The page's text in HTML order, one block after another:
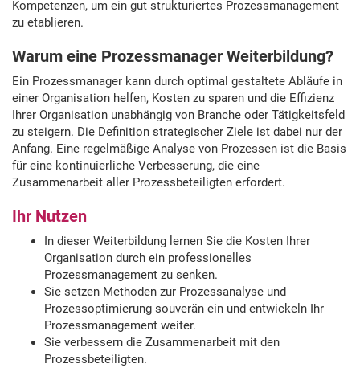
Kompetenzen, um ein gut strukturiertes Prozessmanagement
zu etablieren.
Warum eine Prozessmanager Weiterbildung?
Ein Prozessmanager kann durch optimal gestaltete Abläufe in
einer Organisation helfen, Kosten zu sparen und die Effizienz
Ihrer Organisation unabhängig von Branche oder Tätigkeitsfeld
zu steigern. Die Definition strategischer Ziele ist dabei nur der
Anfang. Eine regelmäßige Analyse von Prozessen ist die Basis
für eine kontinuierliche Verbesserung, die eine
Zusammenarbeit aller Prozessbeteiligten erfordert.
Ihr Nutzen
In dieser Weiterbildung lernen Sie die Kosten Ihrer
Organisation durch ein professionelles
Prozessmanagement zu senken.
Sie setzen Methoden zur Prozessanalyse und
Prozessoptimierung souverän ein und entwickeln Ihr
Prozessmanagement weiter.
Sie verbessern die Zusammenarbeit mit den
Prozessbeteiligten.